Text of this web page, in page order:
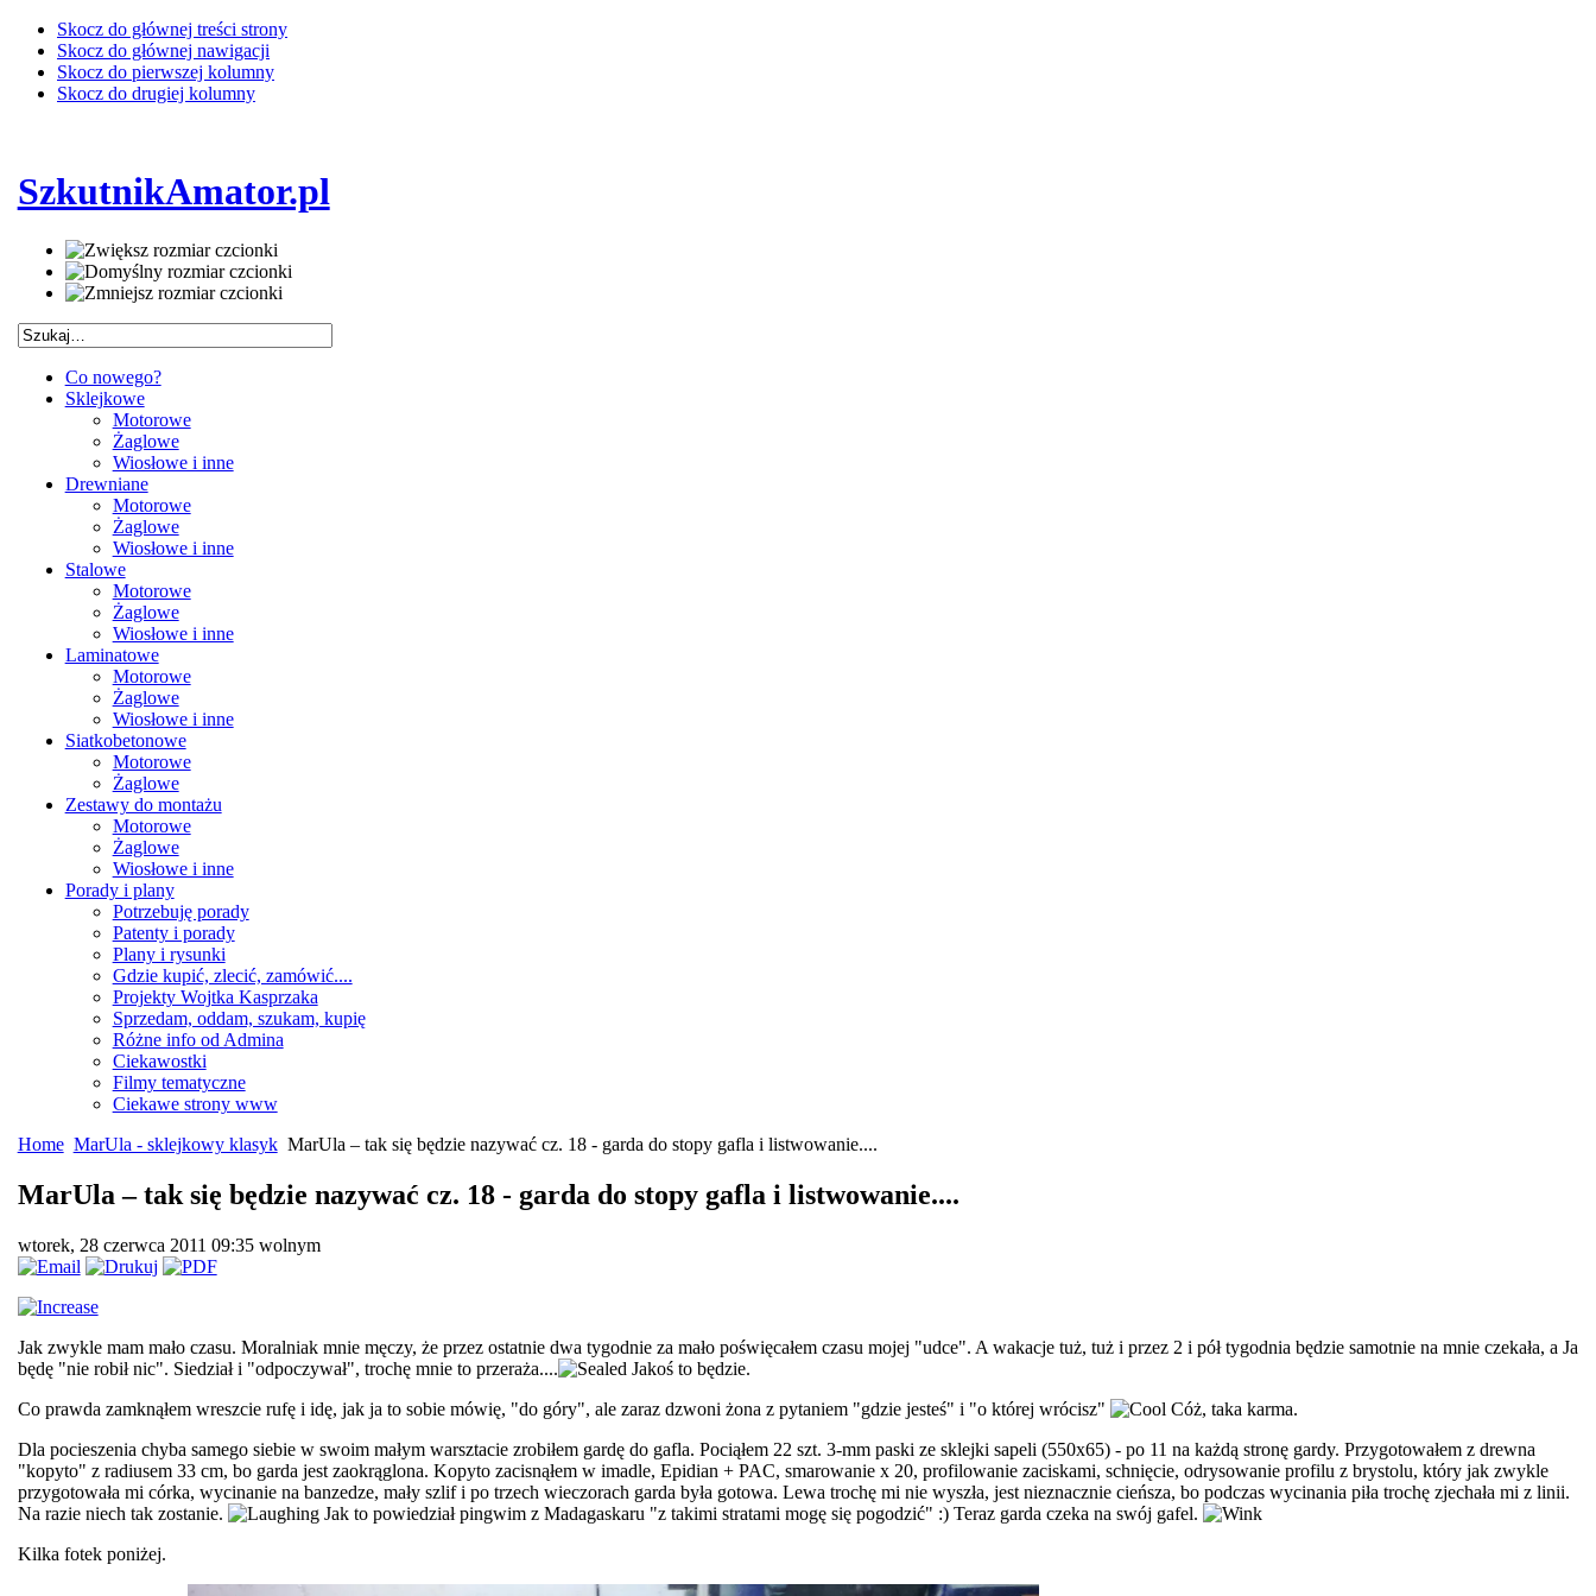
Skocz do głównej treści strony
Skocz do głównej nawigacji
Skocz do pierwszej kolumny
Skocz do drugiej kolumny
SzkutnikAmator.pl
Co nowego?
Sklejkowe
Motorowe
Żaglowe
Wiosłowe i inne
Drewniane
Motorowe
Żaglowe
Wiosłowe i inne
Stalowe
Motorowe
Żaglowe
Wiosłowe i inne
Laminatowe
Motorowe
Żaglowe
Wiosłowe i inne
Siatkobetonowe
Motorowe
Żaglowe
Zestawy do montażu
Motorowe
Żaglowe
Wiosłowe i inne
Porady i plany
Potrzebuję porady
Patenty i porady
Plany i rysunki
Gdzie kupić, zlecić, zamówić....
Projekty Wojtka Kasprzaka
Sprzedam, oddam, szukam, kupię
Różne info od Admina
Ciekawostki
Filmy tematyczne
Ciekawe strony www
Home MarUla - sklejkowy klasyk MarUla – tak się będzie nazywać cz. 18 - garda do stopy gafla i listwowanie....
MarUla – tak się będzie nazywać cz. 18 - garda do stopy gafla i listwowanie....
wtorek, 28 czerwca 2011 09:35 wolnym
Jak zwykle mam mało czasu. Moralniak mnie męczy, że przez ostatnie dwa tygodnie za mało poświęcałem czasu mojej "udce". A wakacje tuż, tuż i przez 2 i pół tygodnia będzie samotnie na mnie czekała, a Ja
będę "nie robił nic". Siedział i "odpoczywał", trochę mnie to przeraża....
Jakoś to będzie.
Co prawda zamknąłem wreszcie rufę i idę, jak ja to sobie mówię, "do góry", ale zaraz dzwoni żona z pytaniem "gdzie jesteś" i "o której wrócisz"
Cóż, taka karma.
Dla pocieszenia chyba samego siebie w swoim małym warsztacie zrobiłem gardę do gafla. Pociąłem 22 szt. 3-mm paski ze sklejki sapeli (550x65) - po 11 na każdą stronę gardy. Przygotowałem z drewna
"kopyto" z radiusem 33 cm, bo garda jest zaokrąglona. Kopyto zacisnąłem w imadle, Epidian + PAC, smarowanie x 20, profilowanie zaciskami, schnięcie, odrysowanie profilu z brystolu, który jak zwykle
przygotowała mi córka, wycinanie na banzedze, mały szlif i po trzech wieczorach garda była gotowa. Lewa trochę mi nie wyszła, jest nieznacznie cieńsza, bo podczas wycinania piła trochę zjechała mi z linii.
Na razie niech tak zostanie.
Jak to powiedział pingwim z Madagaskaru "z takimi stratami mogę się pogodzić" :) Teraz garda czeka na swój gafel.
Kilka fotek poniżej.